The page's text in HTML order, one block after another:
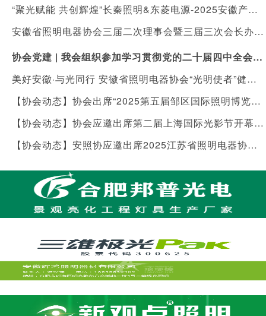
“聚光赋能 共创辉煌”长秦照明&东菱电源-2025安徽产品发布会在合肥举行
安徽省照明电器协会三届二次理事会暨三届三次会长办公会顺利召开
协会党建 | 我会组织参加学习贯彻党的二十届四中全会精神宣讲报告会
美好安徽·与光同行 安徽省照明电器协会“光明使者”健康照明进校园，向利辛县城北镇陈营村小学捐赠价值十万元护眼灯具
【协会动态】协会出席“2025第五届邹区国际照明博览会”开幕式
【协会动态】协会应邀出席第二届上海国际光影节开幕式及光影艺术国际研讨会
【协会动态】安照协应邀出席2025江苏省照明电器协会年会